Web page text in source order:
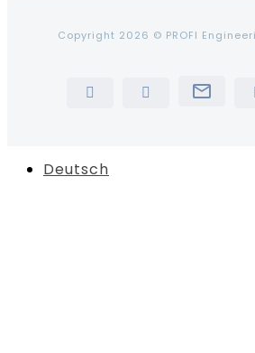
Copyright 2026 © PROFI
LinkedInYouTube
Deutsch